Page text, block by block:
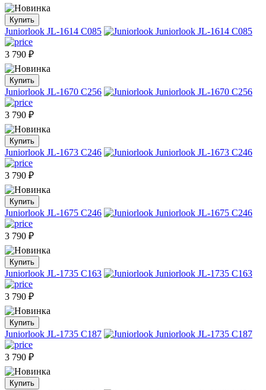
Купить
Juniorlook JL-1614 C085
3 790 ₽
Купить
Juniorlook JL-1670 C256
3 790 ₽
Купить
Juniorlook JL-1673 C246
3 790 ₽
Купить
Juniorlook JL-1675 C246
3 790 ₽
Купить
Juniorlook JL-1735 C163
3 790 ₽
Купить
Juniorlook JL-1735 C187
3 790 ₽
Купить